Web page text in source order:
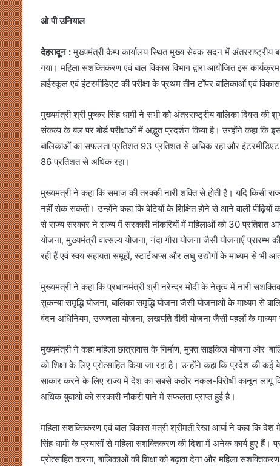
ओ पी उनियाल
देहरादून :मुख्यमंत्री कैम्प कार्यालय स्थित मुख्य सेवक सदन में अंतरराष्ट्रीय
गया। महिला सशक्तिकरण एवं बाल विकास विभाग द्वारा आयोजित इस
हाईस्कूल एवं इंटरमीडिएट की परीक्षा के प्रथम तीन टॉपर बालिकाओं एवं
मुख्यमंत्री श्री पुष्कर सिंह धामी ने सभी को अंतरराष्ट्रीय बालिका दिवस
संकल्प के बल पर बोर्ड परीक्षाओं में अद्भुत प्रदर्शन किया है। उन्होंने कहा कि
बालिकाओं का सफलता प्रतिशत 93 प्रतिशत से अधिक रहा और इंटरमीडिएट
86 प्रतिशत से अधिक रहा।
मुख्यमंत्री ने कहा कि समाज की तरक्की नारी शक्ति से होती है। यदि किसी
नहीं रोक सकती। उन्होंने कहा कि बेटियों के शिक्षित होने से आने वाली पीढ़ियों
से राज्य सरकार ने राज्य में सरकारी नौकरियों में महिलाओं को 30 प्रतिशत
योजना, मुख्यमंत्री वात्सल्य योजना, नंदा गौरा योजना जैसी योजनाएँ
रही हैं एवं स्वयं सहायता समूहों, स्टार्टअप्स और लघु उद्योगों के माध्यम से भी
मुख्यमंत्री ने कहा कि प्रधानमंत्री श्री नरेन्द्र मोदी के नेतृत्व में नारी
सुकन्या समृद्धि योजना, बालिका समृद्धि योजना जैसी योजनाओं के माध्यम से
वंदन अधिनियम, उज्ज्वला योजना, लखपति दीदी योजना जैसी पहलों के माध्यम
मुख्यमंत्री ने कहा महिला छात्रावास के निर्माण, मुफ्त साइकिल योजना और
को शिक्षा के लिए प्रोत्साहित किया जा रहा है। उन्होंने कहा कि प्रदेश
साकार करने के लिए राज्य में देश का सबसे कठोर नकल-विरोधी कानून लागू
अधिक युवाओं को सरकारी नौकरी पाने में सफलता प्राप्त हुई है।
महिला सशक्तिकरण एवं बाल विकास मंत्री श्रीमती रेखा आर्या ने कहा कि
सिंह धामी के प्रयासों से महिला सशक्तिकरण की दिशा में अनेक कार्य हुए हैं।
प्रोत्साहित करना, बालिकाओं की शिक्षा को बढ़ावा देना और महिला